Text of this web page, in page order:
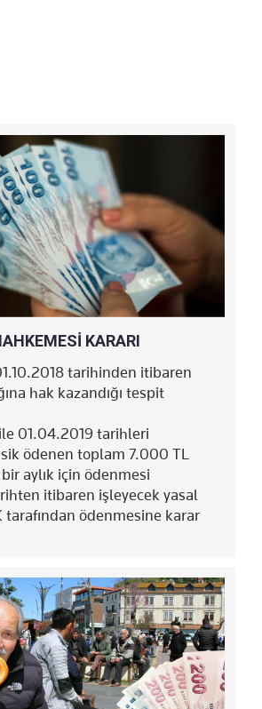
KARARI
tarihinden itibaren
hak kazandığı tespit
01.04.2019 tarihleri
ödenen toplam 7.000 TL
bir aylık için ödenmesi
itibaren işleyecek yasal
tarafından ödenmesine karar